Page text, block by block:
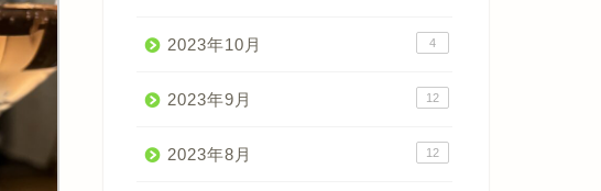
2023年10月 4
2023年9月 12
2023年8月 12